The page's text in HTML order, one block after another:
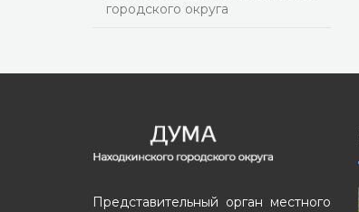
городского округа
Представительный орган местного